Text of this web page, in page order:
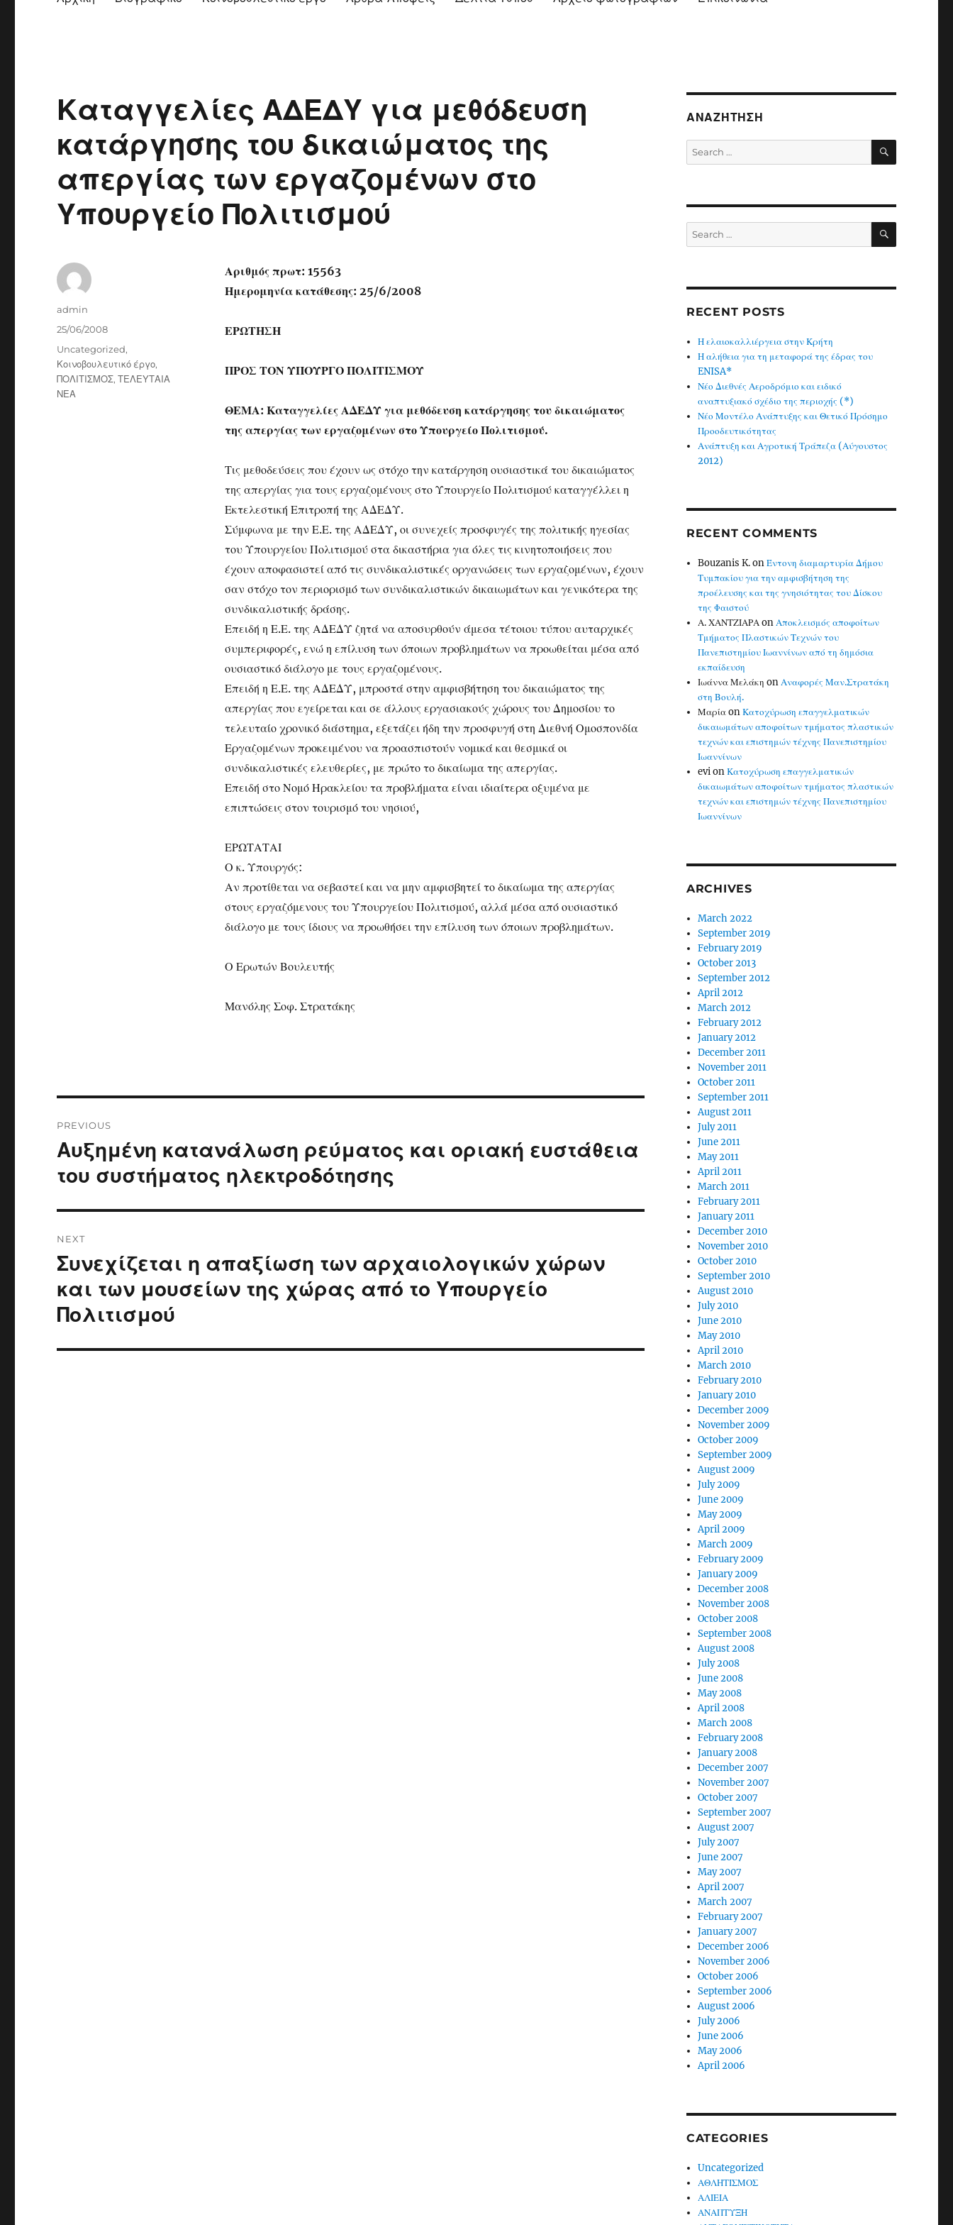
Καταγγελίες ΑΔΕΔΥ για μεθόδευση
κατάργησης του δικαιώματος της
απεργίας των εργαζομένων στο
Υπουργείο Πολιτισμού
Αριθμός πρωτ: 15563
Ημερομηνία κατάθεσης: 25/6/2008
ΕΡΩΤΗΣΗ
ΠΡΟΣ ΤΟΝ ΥΠΟΥΡΓΟ ΠΟΛΙΤΙΣΜΟΥ
ΘΕΜΑ: Καταγγελίες ΑΔΕΔΥ για μεθόδευση κατάργησης του δικαιώματος
της απεργίας των εργαζομένων στο Υπουργείο Πολιτισμού.
Τις μεθοδεύσεις που έχουν ως στόχο την κατάργηση ουσιαστικά του δικαιώματος
της απεργίας για τους εργαζομένους στο Υπουργείο Πολιτισμού καταγγέλλει η
Εκτελεστική Επιτροπή της ΑΔΕΔΥ.
Σύμφωνα με την Ε.Ε. της ΑΔΕΔΥ, οι συνεχείς προσφυγές της πολιτικής ηγεσίας
του Υπουργείου Πολιτισμού στα δικαστήρια για όλες τις κινητοποιήσεις που
έχουν αποφασιστεί από τις συνδικαλιστικές οργανώσεις των εργαζομένων, έχουν
σαν στόχο τον περιορισμό των συνδικαλιστικών δικαιωμάτων και γενικότερα της
συνδικαλιστικής δράσης.
Επειδή η Ε.Ε. της ΑΔΕΔΥ ζητά να αποσυρθούν άμεσα τέτοιου τύπου αυταρχικές
συμπεριφορές, ενώ η επίλυση των όποιων προβλημάτων να προωθείται μέσα από
ουσιαστικό διάλογο με τους εργαζομένους.
Επειδή η Ε.Ε. της ΑΔΕΔΥ, μπροστά στην αμφισβήτηση του δικαιώματος της
απεργίας που εγείρεται και σε άλλους εργασιακούς χώρους του Δημοσίου το
τελευταίο χρονικό διάστημα, εξετάζει ήδη την προσφυγή στη Διεθνή Ομοσπονδία
Εργαζομένων προκειμένου να προασπιστούν νομικά και θεσμικά οι
συνδικαλιστικές ελευθερίες, με πρώτο το δικαίωμα της απεργίας.
Επειδή στο Νομό Ηρακλείου τα προβλήματα είναι ιδιαίτερα οξυμένα με
επιπτώσεις στον τουρισμό του νησιού,
ΕΡΩΤΑΤΑΙ
Ο κ. Υπουργός:
Αν προτίθεται να σεβαστεί και να μην αμφισβητεί το δικαίωμα της απεργίας
στους εργαζόμενους του Υπουργείου Πολιτισμού, αλλά μέσα από ουσιαστικό
διάλογο με τους ίδιους να προωθήσει την επίλυση των όποιων προβλημάτων.
Ο Ερωτών Βουλευτής
Μανόλης Σοφ. Στρατάκης
Author
admin
Posted
25/06/2008
Categories
Uncategorized,
Κοινοβουλευτικό έργο,
ΠΟΛΙΤΙΣΜΟΣ,ΤΕΛΕΥΤΑΙΑ
ΝΕΑ
navigation
PREVIOUS
Previous
Αυξημένη κατανάλωση ρεύματος και οριακή ευστάθεια
του συστήματος ηλεκτροδότησης
NEXT
Next
Συνεχίζεται η απαξίωση των αρχαιολογικών χώρων
και των μουσείων της χώρας από το Υπουργείο
Πολιτισμού
ΑΝΑΖΉΤΗΣΗ
Search
for:
SEARCH
Search
for:
SEARCH
RECENT POSTS
Η ελαιοκαλλιέργεια στην Κρήτη
Η αλήθεια για τη μεταφορά της έδρας του
ENISA*
Νέο Διεθνές Αεροδρόμιο και ειδικό
αναπτυξιακό σχέδιο της περιοχής (*)
Νέο Μοντέλο Ανάπτυξης και Θετικό Πρόσημο
Προοδευτικότητας
Ανάπτυξη και Αγροτική Τράπεζα (Αύγουστος
2012)
RECENT COMMENTS
Bouzanis K.onΈντονη διαμαρτυρία Δήμου
Τυμπακίου για την αμφισβήτηση της
προέλευσης και της γνησιότητας του Δίσκου
της Φαιστού
Α. ΧΑΝΤΖΙΑΡΑonΑποκλεισμός αποφοίτων
Τμήματος Πλαστικών Τεχνών του
Πανεπιστημίου Ιωαννίνων από τη δημόσια
εκπαίδευση
Ιωάννα Μελάκη onΑναφορές Μαν.Στρατάκη
στη Βουλή.
ΜαρίαonΚατοχύρωση επαγγελματικών
δικαιωμάτων αποφοίτων τμήματος πλαστικών
τεχνών και επιστημών τέχνης Πανεπιστημίου
Ιωαννίνων
evionΚατοχύρωση επαγγελματικών
δικαιωμάτων αποφοίτων τμήματος πλαστικών
τεχνών και επιστημών τέχνης Πανεπιστημίου
Ιωαννίνων
ARCHIVES
March 2022
September 2019
February 2019
October 2013
September 2012
April 2012
March 2012
February 2012
January 2012
December 2011
November 2011
October 2011
September 2011
August 2011
July 2011
June 2011
May 2011
April 2011
March 2011
February 2011
January 2011
December 2010
November 2010
October 2010
September 2010
August 2010
July 2010
June 2010
May 2010
April 2010
March 2010
February 2010
January 2010
December 2009
November 2009
October 2009
September 2009
August 2009
July 2009
June 2009
May 2009
April 2009
March 2009
February 2009
January 2009
December 2008
November 2008
October 2008
September 2008
August 2008
July 2008
June 2008
May 2008
April 2008
March 2008
February 2008
January 2008
December 2007
November 2007
October 2007
September 2007
August 2007
July 2007
June 2007
May 2007
April 2007
March 2007
February 2007
January 2007
December 2006
November 2006
October 2006
September 2006
August 2006
July 2006
June 2006
May 2006
April 2006
CATEGORIES
Uncategorized
ΑΘΛΗΤΙΣΜΟΣ
ΑΛΙΕΙΑ
ΑΝΑΠΤΥΞΗ